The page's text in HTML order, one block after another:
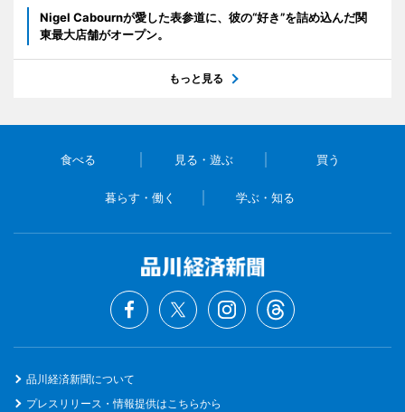
Nigel Cabournが愛した表参道に、彼の“好き”を詰め込んだ関
東最大店舗がオープン。
もっと見る
食べる 見る・遊ぶ 買う
暮らす・働く 学ぶ・知る
品川経済新聞について
プレスリリース・情報提供はこちらから